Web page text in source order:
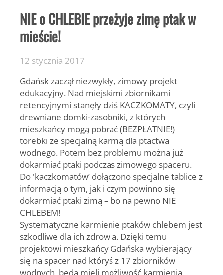
NIE o CHLEBIE przeżyje zimę ptak w
mieście!
12 stycznia 2017
Gdańsk zaczął niezwykły, zimowy projekt
edukacyjny. Nad miejskimi zbiornikami
retencyjnymi stanęły dziś KACZKOMATY, czyli
drewniane domki-zasobniki, z których
mieszkańcy mogą pobrać (BEZPŁATNIE!)
torebki ze specjalną karmą dla ptactwa
wodnego. Potem bez problemu można już
dokarmiać ptaki podczas zimowego spaceru.
Do 'kaczkomatów’ dołączono specjalne tablice z
informacją o tym, jak i czym powinno się
dokarmiać ptaki zimą – bo na pewno NIE
CHLEBEM!
Systematyczne karmienie ptaków chlebem jest
szkodliwe dla ich zdrowia. Dzięki temu
projektowi mieszkańcy Gdańska wybierający
się na spacer nad któryś z 17 zbiorników
wodnych, będą mieli możliwość karmienia